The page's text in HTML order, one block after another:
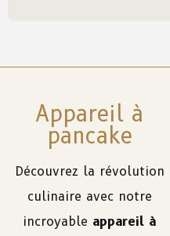
Appareil à
pancake
Découvrez la révolution
culinaire avec notre
incroyable appareil à